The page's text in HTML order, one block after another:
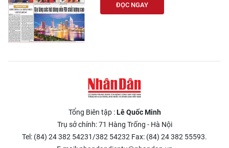
ĐỌC NGAY
Tổng Biên tập :Lê Quốc Minh
Trụ sở chính: 71 Hàng Trống - Hà Nội
Tel: (84) 24 382 54231/382 54232 Fax: (84) 24 382 55593.